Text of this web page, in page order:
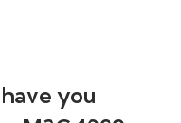
you